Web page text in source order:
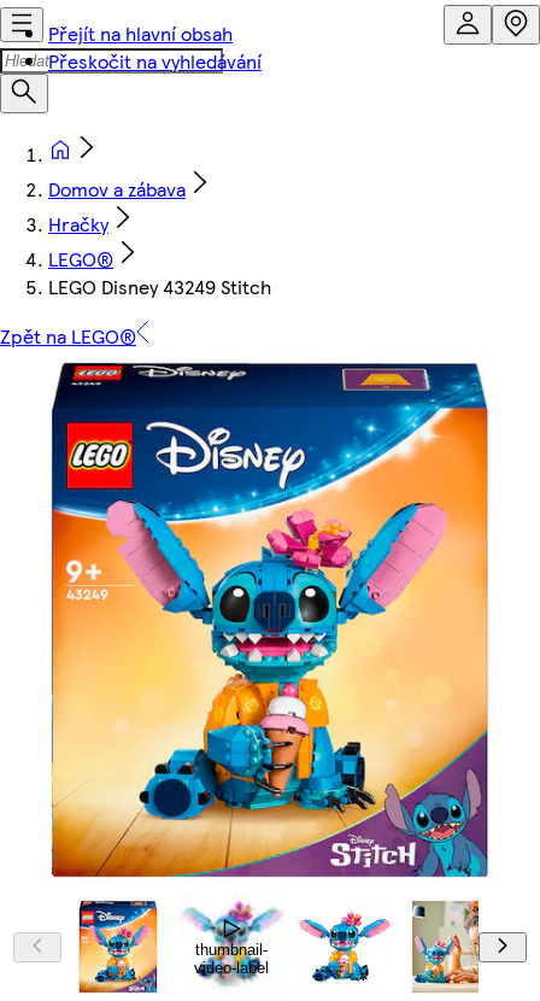
Přejít na hlavní obsah
Přeskočit na vyhledávání
Domov a zábava
Hračky
LEGO®
LEGO Disney 43249 Stitch
Zpět na LEGO®
thumbnail-
video-label